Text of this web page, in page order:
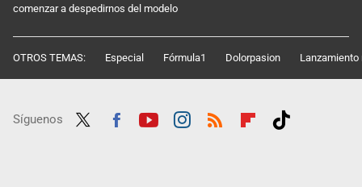
comenzar a despedirnos del modelo
OTROS TEMAS: Especial Fórmula1 Dolorpasion Lanzamiento
Síguenos